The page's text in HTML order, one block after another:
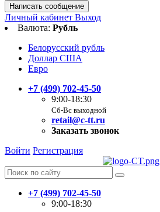
Написать сообщение
Личный кабинет Выход
Валюта: Рубль
Белорусский рубль
Доллар США
Евро
+7 (499) 702-45-50
9:00-18:30
Сб-Вс выходной
retail@c-tt.ru
Заказать звонок
Войти Регистрация
+7 (499) 702-45-50
9:00-18:30